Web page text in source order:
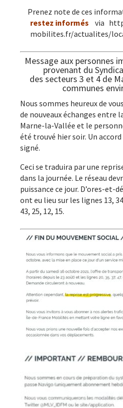
Prenez note de ces
restez informés via
mobilites.fr/actualites/
Message aux personnes
provenant du
des secteurs 3 et 4 de
communes
Nous sommes heureux de
de nouveaux échanges entre
Marne-la-Vallée et le
été trouvé hier soir. Un
signé.
Ceci se traduira par une
dans la journée. Le réseau
puissance ce jour. D’ores-et-
ont eu lieu sur les lignes 13,
43, 25, 12, 15.